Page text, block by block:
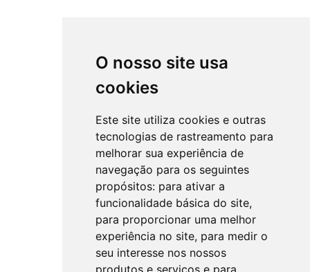
O nosso site usa
cookies
Este site utiliza cookies e outras
tecnologias de rastreamento para
melhorar sua experiência de
navegação para os seguintes
propósitos: para ativar a
funcionalidade básica do site,
para proporcionar uma melhor
experiência no site, para medir o
seu interesse nos nossos
produtos e serviços e para